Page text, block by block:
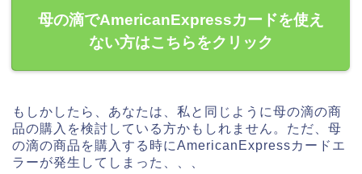
母の滴でAmericanExpressカードを使え
ない方はこちらをクリック
もしかしたら、あなたは、私と同じように母の滴の商
品の購入を検討している方かもしれません。ただ、母
の滴の商品を購入する時にAmericanExpressカードエ
ラーが発生してしまった、、、